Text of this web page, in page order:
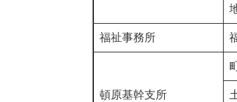
福祉事務所
頓原基幹支所